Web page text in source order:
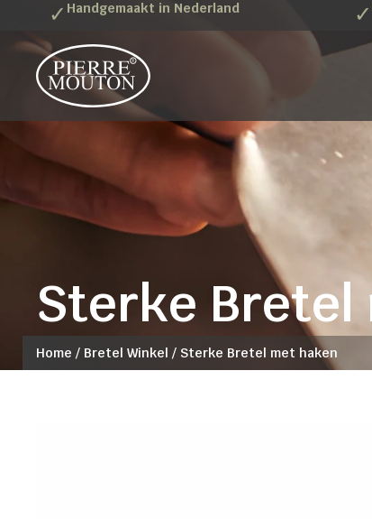
✓ Handgemaakt in Nederland ✓
Sterke
Home / Bretel Winkel / Sterke Bretel met haken